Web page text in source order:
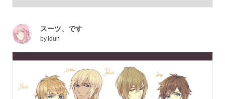
スーツ、です
by Idun